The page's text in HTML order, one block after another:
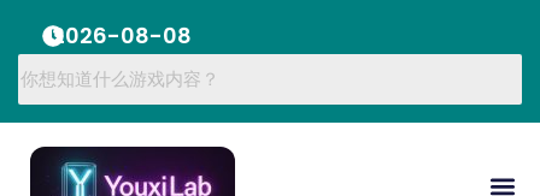
2026-08-08